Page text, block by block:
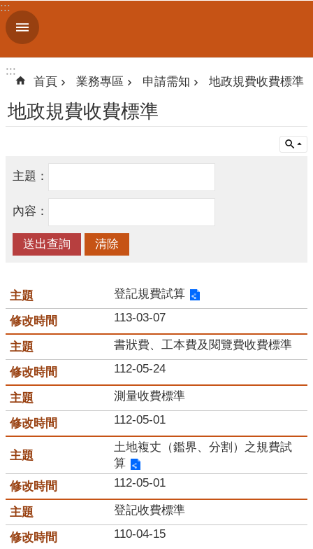
跳到主要內容區塊
進
階
尋
我
訊
息
公
線
上
服
務
便
民
服
務
公
開
資
訊
業
務
:::
:::
:::
首頁 業務專區 申請需知 地政規費收費標準
地政規費收費標準
主題：
內容：
登記規費試算
113-03-07
書狀費、工本費及閱覽費收費標準
112-05-24
測量收費標準
112-05-01
土地複丈（鑑界、分割）之規費試
算
112-05-01
登記收費標準
110-04-15